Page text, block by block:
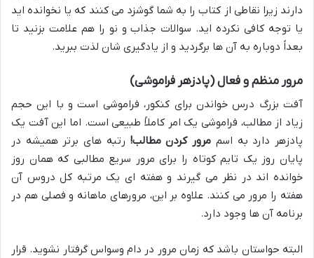
دارند زیرا نقاطی از کتاب را به شما گوشزد می کنند که یا نخوانده اید
یا توجه کافی نکرده اید. سوالات جذاب و نو را هم علامت بزنید تا
بعداً دوباره به آن ها برگردید و از یادگیری شان لذت ببرید.
مرور منظم و فعال (پادزهر فراموشی)
آفت بزرگ درس خواندن برای کنکور، فراموشی است و با این حجم
زیاد از مطالب، فراموشی یک امر کاملاً طبیعی است. اما این آفت یک
پادزهر دارد به اسم مرور کردن مطالب! رتبه های برتر همیشه در
پایان روز یک تایم کوتاه را برای مرور سریع مطالبی که همان روز
خوانده اند در نظر می گیرند و هفته ای یک مرتبه کل دروس آن
هفته را مرور می کنند. علاوه بر این، مرورهای ماهانه و فصلی هم در
برنامه آن ها وجود دارد.
البته حواستان باشد که زمان مرور در دام وسواس گرفتار نشوید. قرار